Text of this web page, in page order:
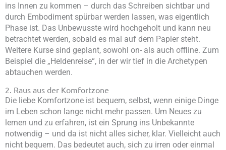
ins Innen zu kommen – durch das Schreiben sichtbar und
durch Embodiment spürbar werden lassen, was eigentlich
Phase ist. Das Unbewusste wird hochgeholt und kann neu
betrachtet werden, sobald es mal auf dem Papier steht.
Weitere Kurse sind geplant, sowohl on- als auch offline. Zum
Beispiel die „Heldenreise“, in der wir tief in die Archetypen
abtauchen werden.
2. Raus aus der Komfortzone
Die liebe Komfortzone ist bequem, selbst, wenn einige Dinge
im Leben schon lange nicht mehr passen. Um Neues zu
lernen und zu erfahren, ist ein Sprung ins Unbekannte
notwendig – und da ist nicht alles sicher, klar. Vielleicht auch
nicht bequem. Das bedeutet auch, sich zu irren oder einmal